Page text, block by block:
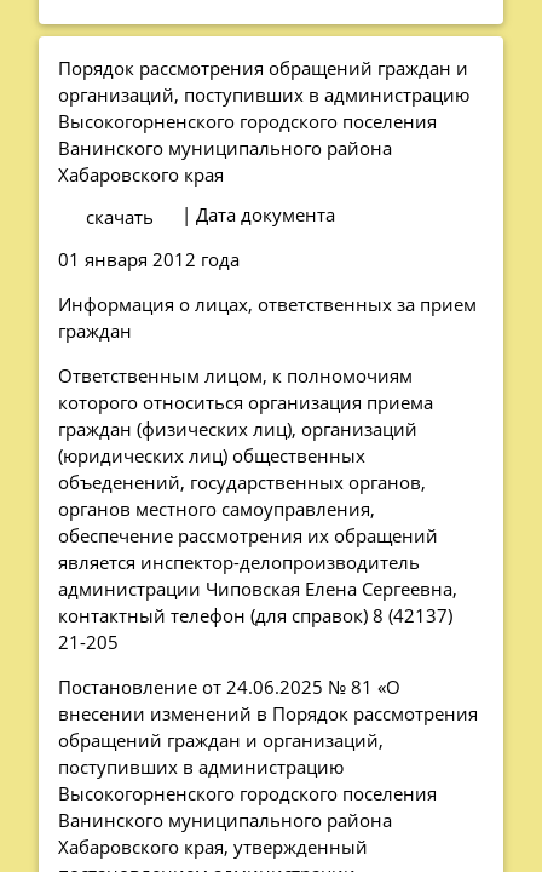
Порядок рассмотрения обращений граждан и
организаций, поступивших в администрацию
Высокогорненского городского поселения
Ванинского муниципального района
Хабаровского края
скачать
| Дата документа
01 января 2012 года
Информация о лицах, ответственных за прием
граждан
Ответственным лицом, к полномочиям
которого относиться организация приема
граждан (физических лиц), организаций
(юридических лиц) общественных
объеденений, государственных органов,
органов местного самоуправления,
обеспечение рассмотрения их обращений
является инспектор-делопроизводитель
администрации Чиповская Елена Сергеевна,
контактный телефон (для справок) 8 (42137)
21-205
Постановление от 24.06.2025 № 81 «О
внесении изменений в Порядок рассмотрения
обращений граждан и организаций,
поступивших в администрацию
Высокогорненского городского поселения
Ванинского муниципального района
Хабаровского края, утвержденный